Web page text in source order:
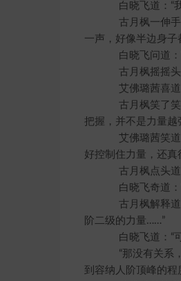
白晓飞道：“我
古月枫一伸手
一声，好像半边身
白晓飞问道：“
古月枫摇摇头，
艾佛璐茜喜道
古月枫笑了笑，
把握，并不是力量
艾佛璐茜笑道：
好控制住力量，还真
古月枫点头道
白晓飞奇道：“
古月枫解释道
阶二级的力量……”
白晓飞道：“可
“那没有关系，
到容纳人阶顶峰的程